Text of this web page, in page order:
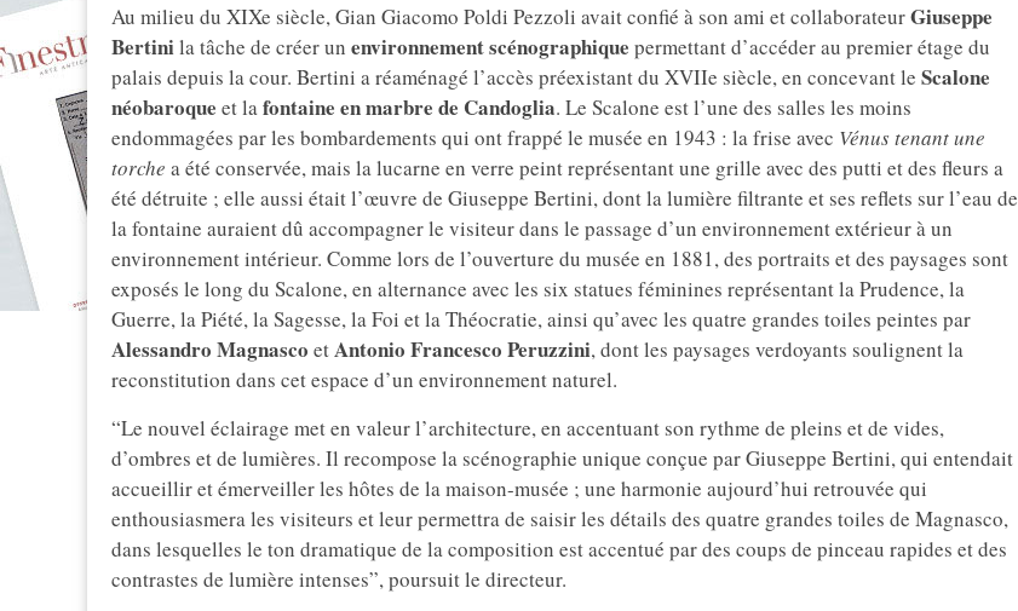
Au milieu du XIXe siècle, Gian Giacomo Poldi Pezzoli avait confié à son ami et collaborateurGiuseppe
Bertinila tâche de créer un environnement scénographique permettant d’accéder au premier étage du
palais depuis la cour. Bertini a réaménagé l’accès préexistant du XVIIe siècle, en concevant le Scalone
néobaroque et lafontaine en marbre de Candoglia. Le Scalone est l’une des salles les moins
endommagées par les bombardements qui ont frappé le musée en 1943 : la frise avec Vénus tenant une
torche a été conservée, mais la lucarne en verre peint représentant une grille avec des putti et des fleurs a
été détruite ; elle aussi était l’œuvre de Giuseppe Bertini, dont la lumière filtrante et ses reflets sur l’eau de
la fontaine auraient dû accompagner le visiteur dans le passage d’un environnement extérieur à un
environnement intérieur. Comme lors de l’ouverture du musée en 1881, des portraits et des paysages sont
exposés le long du Scalone, en alternance avec les six statues féminines représentant la Prudence, la
Guerre, la Piété, la Sagesse, la Foi et la Théocratie, ainsi qu’avec les quatre grandes toiles peintes par
Alessandro Magnasco etAntonio Francesco Peruzzini, dont les paysages verdoyants soulignent la
reconstitution dans cet espace d’un environnement naturel.
“Le nouvel éclairage met en valeur l’architecture, en accentuant son rythme de pleins et de vides,
d’ombres et de lumières. Il recompose la scénographie unique conçue par Giuseppe Bertini, qui entendait
accueillir et émerveiller les hôtes de la maison-musée ; une harmonie aujourd’hui retrouvée qui
enthousiasmera les visiteurs et leur permettra de saisir les détails des quatre grandes toiles de Magnasco,
dans lesquelles le ton dramatique de la composition est accentué par des coups de pinceau rapides et des
contrastes de lumière intenses”, poursuit le directeur.